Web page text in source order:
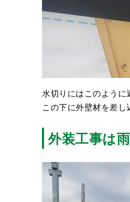
水切りにはこのように
この下に外壁材を差し
外装工事は